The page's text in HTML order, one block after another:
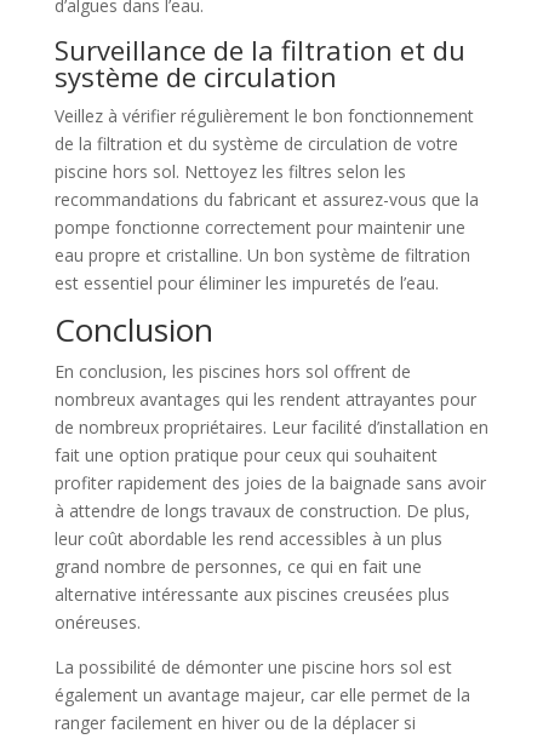
d’algues dans l’eau.
Surveillance de la filtration et du
système de circulation
Veillez à vérifier régulièrement le bon fonctionnement
de la filtration et du système de circulation de votre
piscine hors sol. Nettoyez les filtres selon les
recommandations du fabricant et assurez-vous que la
pompe fonctionne correctement pour maintenir une
eau propre et cristalline. Un bon système de filtration
est essentiel pour éliminer les impuretés de l’eau.
Conclusion
En conclusion, les piscines hors sol offrent de
nombreux avantages qui les rendent attrayantes pour
de nombreux propriétaires. Leur facilité d’installation en
fait une option pratique pour ceux qui souhaitent
profiter rapidement des joies de la baignade sans avoir
à attendre de longs travaux de construction. De plus,
leur coût abordable les rend accessibles à un plus
grand nombre de personnes, ce qui en fait une
alternative intéressante aux piscines creusées plus
onéreuses.
La possibilité de démonter une piscine hors sol est
également un avantage majeur, car elle permet de la
ranger facilement en hiver ou de la déplacer si